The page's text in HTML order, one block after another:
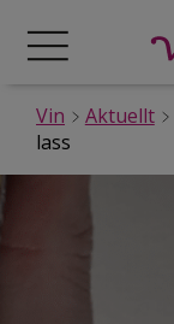
Vin Aktuellt
lass